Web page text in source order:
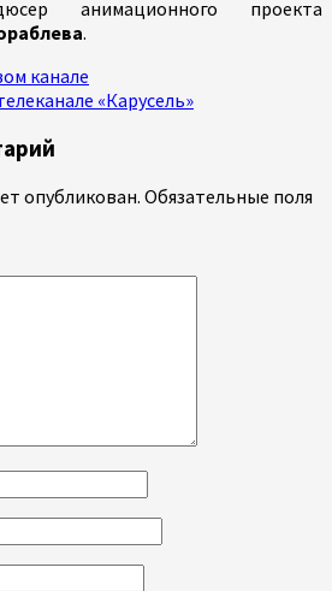
анимационного проекта
.
канале
«Карусель»
опубликован. Обязательные поля